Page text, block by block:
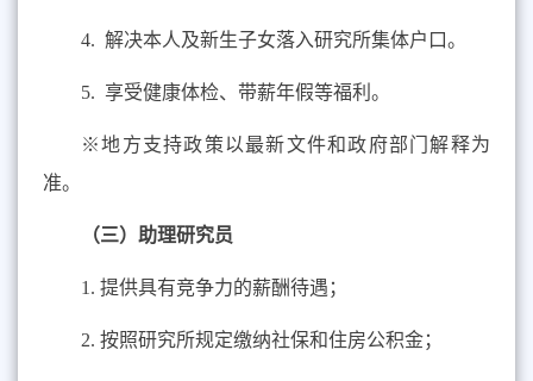
4. 解决本人及新生子女落入研究所集体户口。
5. 享受健康体检、带薪年假等福利。
※地方支持政策以最新文件和政府部门解释为
准。
（三）助理研究员
1. 提供具有竞争力的薪酬待遇；
2. 按照研究所规定缴纳社保和住房公积金；